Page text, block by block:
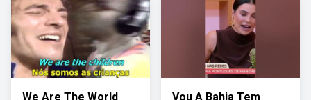
We Are The World Vou A Bahia Tem